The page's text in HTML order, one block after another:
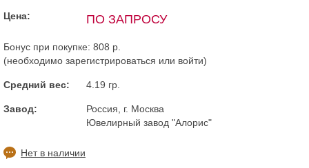
Цена: ПО ЗАПРОСУ
Бонус при покупке: 808 р.
(необходимо зарегистрироваться или войти)
Средний вес: 4.19 гр.
Завод:
Россия, г. Москва
Ювелирный завод "Алорис"
Нет в наличии